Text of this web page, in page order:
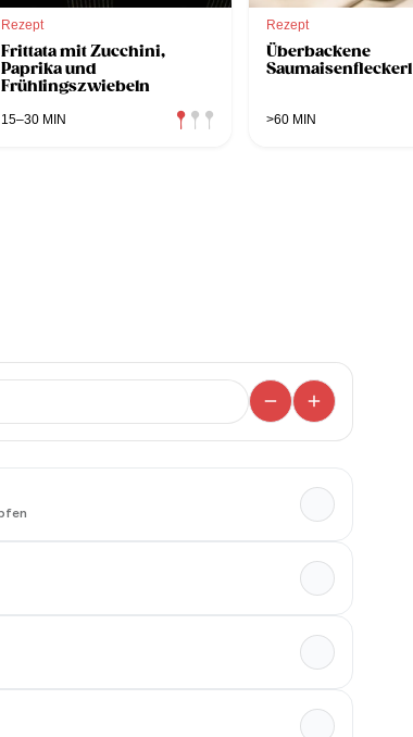
Rezept
Frittata mit Zucchini,
Paprika und
Frühlingszwiebeln
15–30 MIN
Rezept
Überbackene
Saumaisenfleckerl
>60 MIN